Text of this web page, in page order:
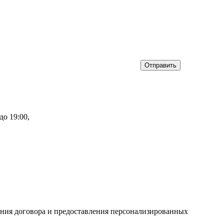
Отправить
19:00,
договора и предоставления персонализированных